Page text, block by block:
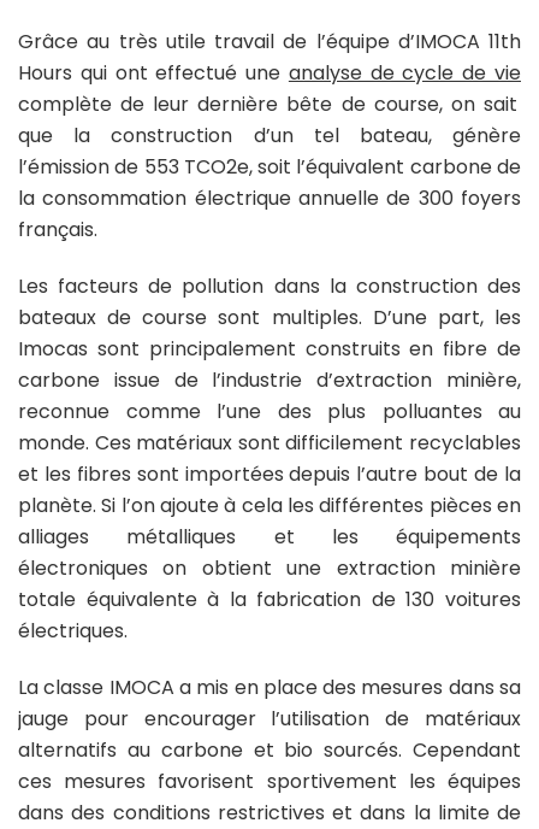
Grâce au très utile travail de l’équipe d’IMOCA 11th
Hours qui ont effectué une analyse de cycle de vie
complète de leur dernière bête de course, on sait
que la construction d’un tel bateau, génère
l’émission de 553 TCO2e, soit l’équivalent carbone de
la consommation électrique annuelle de 300 foyers
français.
Les facteurs de pollution dans la construction des
bateaux de course sont multiples. D’une part, les
Imocas sont principalement construits en fibre de
carbone issue de l’industrie d’extraction minière,
reconnue comme l’une des plus polluantes au
monde. Ces matériaux sont difficilement recyclables
et les fibres sont importées depuis l’autre bout de la
planète. Si l’on ajoute à cela les différentes pièces en
alliages métalliques et les équipements
électroniques on obtient une extraction minière
totale équivalente à la fabrication de 130 voitures
électriques.
La classe IMOCA a mis en place des mesures dans sa
jauge pour encourager l’utilisation de matériaux
alternatifs au carbone et bio sourcés. Cependant
ces mesures favorisent sportivement les équipes
dans des conditions restrictives et dans la limite de